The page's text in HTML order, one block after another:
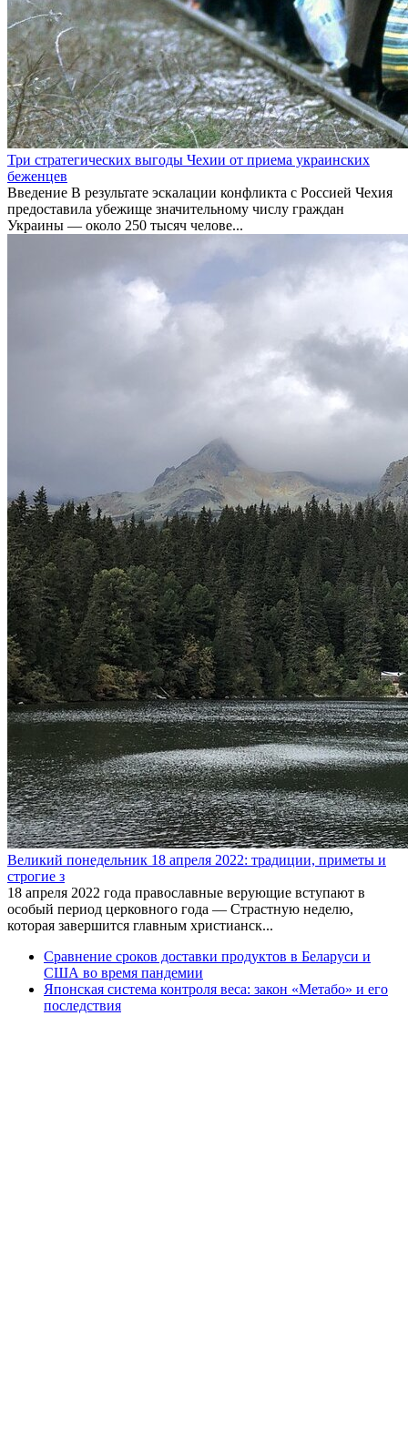
Три стратегических выгоды Чехии от приема украинских
беженцев
Введение В результате эскалации конфликта с Россией Чехия
предоставила убежище значительному числу граждан
Украины — около 250 тысяч челове...
Великий понедельник 18 апреля 2022: традиции, приметы и
строгие з
18 апреля 2022 года православные верующие вступают в
особый период церковного года — Страстную неделю,
которая завершится главным христианск...
Сравнение сроков доставки продуктов в Беларуси и
США во время пандемии
Японская система контроля веса: закон «Метабо» и его
последствия